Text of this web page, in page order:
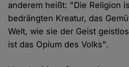
anderem heißt: "Die Religion
bedrängten Kreatur, das
Welt, wie sie der Geist
ist das Opium des Volks".